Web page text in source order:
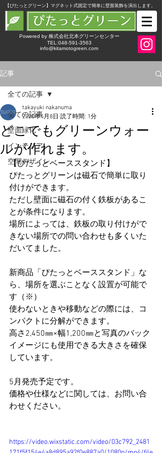
​【ぴたっとグリーン】マグネット式固定で簡単に壁面装飾を演出します。
Powered by 株式会社北本グリーンセンター
TEL:048-591-3563
info@kitamotogreen.com
記事
全ての記事
壁面緑化
インテリア
空間デザイン
全ての記事
どこでもグリーンウォー
ルが作れます。
takayuki nakanuma
2020年4月8日 読了時間: 1分
【ぴたっとベーススタンド】
ぴたっとグリーンは磁石で簡単に取り
付けができます。
ただし壁面に磁石の付く鉄板があるこ
とが条件になります。
場所によっては、鉄板の取り付けがで
きない場所での問い合わせも多くいた
だいてました。
新商品「ぴたっとベーススタンド」な
ら、場所を選ぶことなく設置が可能で
す（※）
使わないときや移動などの際には、コ
ンパクトに分解ができます。
高さ2,450㎜×幅1,200㎜と写真のバック
イメージにも使用できる大きさを確保
しています。
5月発売予定です。
価格や仕様などに関しては、お問い合
わせください。
https://video.wixstatic.com/video/03c792_2481